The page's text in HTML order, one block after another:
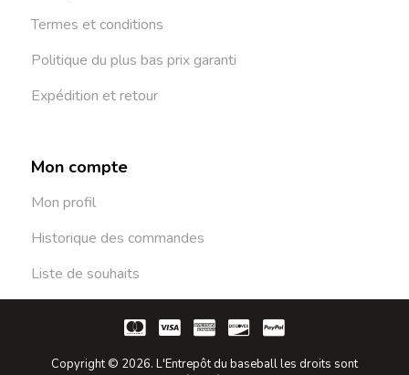
Termes et conditions
Politique du plus bas prix garanti
Expédition et retour
Mon compte
Mon profil
Historique des commandes
Liste de souhaits
Copyright © 2026. L'Entrepôt du baseball les droits sont